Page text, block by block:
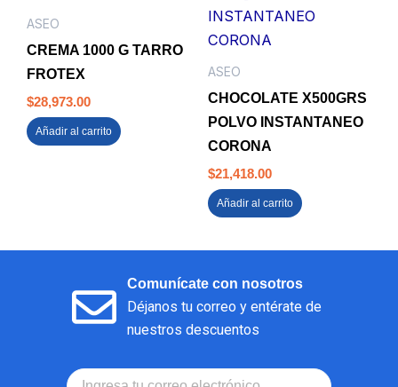
ASEO
CREMA 1000 G TARRO
FROTEX
$28,973.00
Añadir al carrito
ASEO
CHOCOLATE X500GRS
POLVO INSTANTANEO
CORONA
$21,418.00
Añadir al carrito
Comunícate con nosotros
Déjanos tu correo y entérate de
nuestros descuentos